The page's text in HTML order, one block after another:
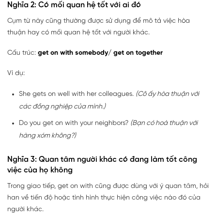
Nghĩa 2: Có mối quan hệ tốt với ai đó
Cụm từ này cũng thường được sử dụng để mô tả việc hòa
thuận hay có mối quan hệ tốt với người khác.
Cấu trúc: get on with somebody/ get on together
Ví dụ:
She gets on well with her colleagues. (Cô ấy hòa thuận với
các đồng nghiệp của mình.)
Do you get on with your neighbors? (Bạn có hoà thuận với
hàng xóm không?)
Nghĩa 3: Quan tâm người khác có đang làm tốt công
việc của họ không
Trong giao tiếp, get on with cũng được dùng với ý quan tâm, hỏi
han về tiến độ hoặc tình hình thực hiện công việc nào đó của
người khác.